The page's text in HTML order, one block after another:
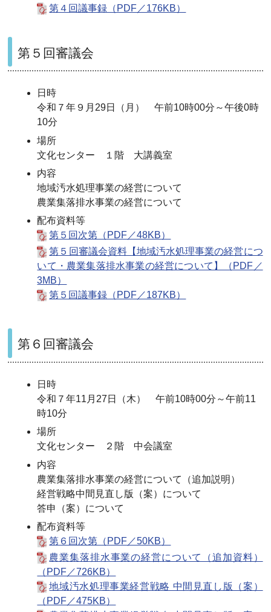
第４回議事録（PDF／176KB）
第５回審議会
日時
令和７年９月29日（月） 午前10時00分～午後0時
10分
場所
文化センター １階 大講義室
内容
地域汚水処理事業の経営について
農業集落排水事業の経営について
配布資料等
第５回次第（PDF／48KB）
第５回審議会資料【地域汚水処理事業の経営につ
いて・農業集落排水事業の経営について】（PDF／
3MB）
第５回議事録（PDF／187KB）
第６回審議会
日時
令和７年11月27日（木） 午前10時00分～午前11
時10分
場所
文化センター ２階 中会議室
内容
農業集落排水事業の経営について（追加説明）
経営戦略中間見直し版（案）について
答申（案）について
配布資料等
第６回次第（PDF／50KB）
農業集落排水事業の経営について（追加資料）
（PDF／726KB）
地域汚水処理事業経営戦略 中間見直し版（案）
（PDF／475KB）